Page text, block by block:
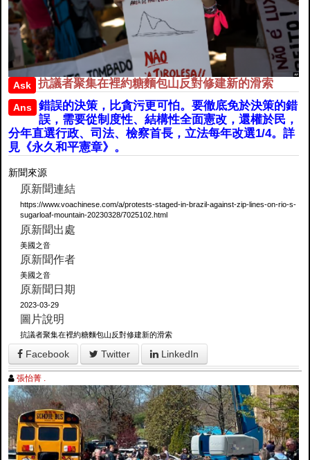
Ask 抗議者聚集在裡約糖麵包山反對修建新的滑索
Ans
錯誤的決策，比貪污更可怕。要徹底免於決策的錯
誤，需要從制度性、結構性全面憲改，還權於民，
分年直選行政、司法、檢察首長，立法每年改選1/4。詳
見《永久和平憲章》。
新聞來源
原新聞連結
https://www.voachinese.com/a/protests-staged-in-brazil-against-zip-lines-on-rio-s-
sugarloaf-mountain-20230328/7025102.html
原新聞出處
美國之音
原新聞作者
美國之音
原新聞日期
2023-03-29
圖片說明
抗議者聚集在裡約糖麵包山反對修建新的滑索
Facebook Twitter LinkedIn
張怡菁 .